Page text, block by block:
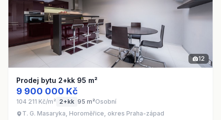
12
Prodej bytu 2+kk 95 m²
9 900 000 Kč
104 211 Kč/m² 2+kk 95 m²Osobní
T. G. Masaryka, Horoměřice, okres Praha-západ